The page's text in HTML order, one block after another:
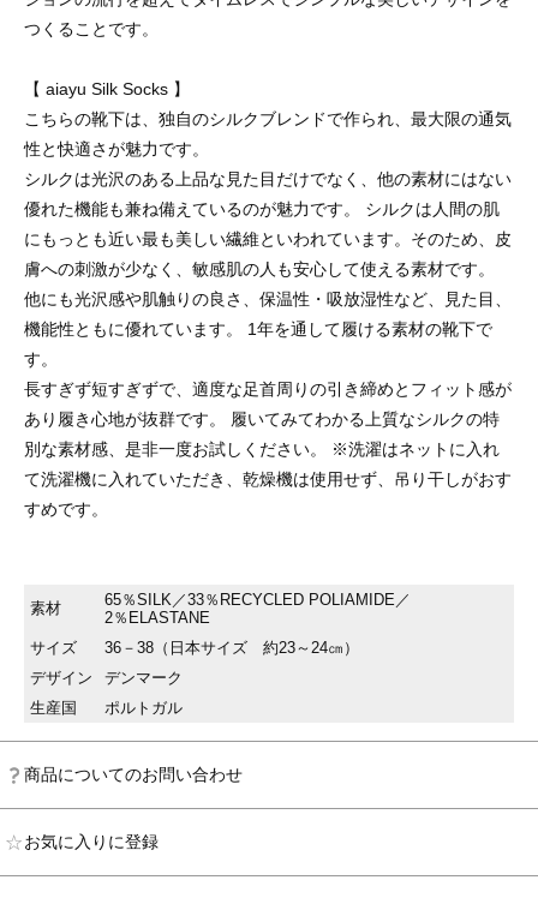
つくることです。
【 aiayu Silk Socks 】
こちらの靴下は、独自のシルクブレンドで作られ、最大限の通気
性と快適さが魅力です。
シルクは光沢のある上品な見た目だけでなく、他の素材にはない
優れた機能も兼ね備えているのが魅力です。 シルクは人間の肌
にもっとも近い最も美しい繊維といわれています。そのため、皮
膚への刺激が少なく、敏感肌の人も安心して使える素材です。
他にも光沢感や肌触りの良さ、保温性・吸放湿性など、見た目、
機能性ともに優れています。 1年を通して履ける素材の靴下で
す。
長すぎず短すぎずで、適度な足首周りの引き締めとフィット感が
あり履き心地が抜群です。 履いてみてわかる上質なシルクの特
別な素材感、是非一度お試しください。 ※洗濯はネットに入れ
て洗濯機に入れていただき、乾燥機は使用せず、吊り干しがおす
すめです。
素材
65％SILK／33％RECYCLED POLIAMIDE／
2％ELASTANE
サイズ
36－38（日本サイズ 約23～24㎝）
デザイン
デンマーク
生産国
ポルトガル
商品についてのお問い合わせ
お気に入りに登録